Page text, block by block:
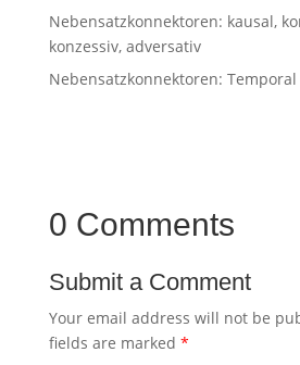
Nebensatzkonnektoren: kausal,
konzessiv, adversativ
Nebensatzkonnektoren: Temporal
0 Comments
Submit a Comment
Your email address will not be
fields are marked *